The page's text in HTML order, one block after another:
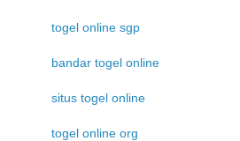
togel online sgp
bandar togel online
situs togel online
togel online org